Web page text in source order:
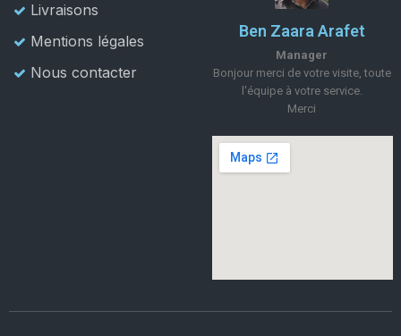
Livraisons
Mentions légales
Nous contacter
Ben Zaara Arafet
Manager
Bonjour merci de votre visite, toute
l'équipe à votre service.
Merci